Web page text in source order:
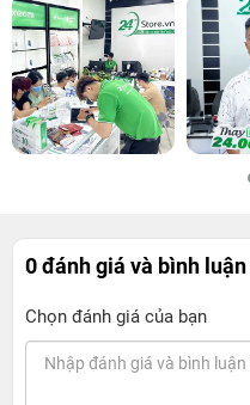
0 đánh giá và bình luận
Chọn đánh giá của bạn